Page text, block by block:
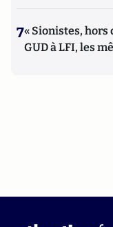
7« Sionistes, hors
GUD à LFI, les